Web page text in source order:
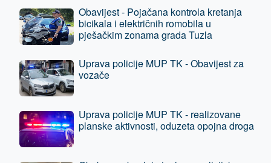
Obavijest - Pojačana kontrola kretanja
bicikala i električnih romobila u
pješačkim zonama grada Tuzla
Uprava policije MUP TK - Obavijest za
vozače
Uprava policije MUP TK - realizovane
planske aktivnosti, oduzeta opojna droga